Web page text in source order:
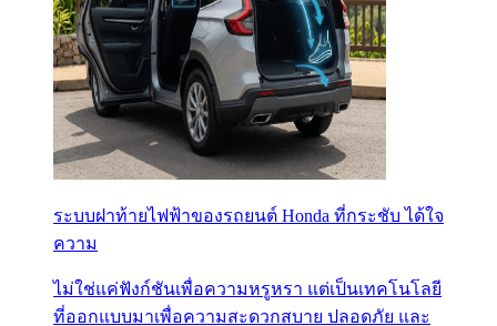
ระบบฝาท้ายไฟฟ้าของรถยนต์ Honda ที่กระชับ ได้ใจ
ความ
ไม่ใช่แค่ฟังก์ชันเพื่อความหรูหรา แต่เป็นเทคโนโลยี
ที่ออกแบบมาเพื่อความสะดวกสบาย ปลอดภัย และ